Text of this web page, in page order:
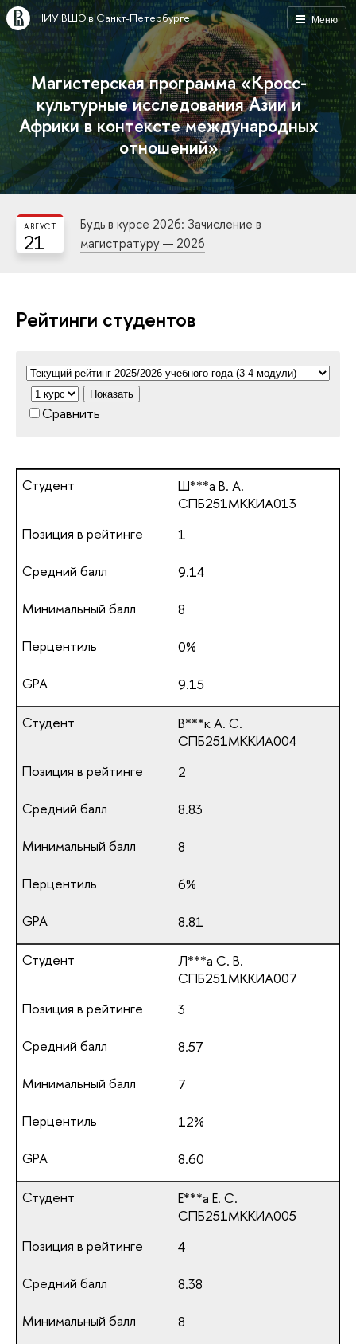
Меню
НИУ ВШЭ в Санкт-Петербурге
Магистерская программа «Кросс-
культурные исследования Азии и
Африки в контексте международных
отношений»
21
АВГУСТ
Будь в курсе 2026: Зачисление в
магистратуру — 2026
Рейтинги студентов
Показать
Сравнить
Ш***а В. А.
СПБ251МККИА013
1
9.14
8
0%
9.15
В***к А. С.
СПБ251МККИА004
2
8.83
8
6%
8.81
Л***а С. В.
СПБ251МККИА007
3
8.57
7
12%
8.60
Е***а Е. С.
СПБ251МККИА005
4
8.38
8